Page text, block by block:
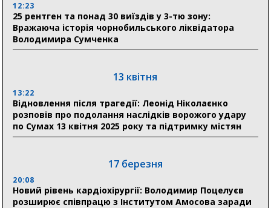
17:52
«Укрексімбанк» припиняє виплату пенсій: у
Пенсійному фонді Сумщини пояснили, що робити
людям
відзнаки «Почесного громадянина міста Суми»
30 липня
Сумська клінічна лікарня Святого Пантелеймона
здобула головну відзнаку в медичній сфері України
18:33
12:23
25 рентген та понад 30 виїздів у 3-тю зону:
Вражаюча історія чорнобильського ліквідатора
Володимира Сумченка
13 квітня
13:22
Відновлення після трагедії: Леонід Ніколаєнко
розповів про подолання наслідків ворожого удару
по Сумах 13 квітня 2025 року та підтримку містян
17 березня
20:08
Новий рівень кардіохірургії: Володимир Поцелуєв
розширює співпрацю з Інститутом Амосова заради